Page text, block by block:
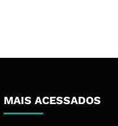
MAIS ACESSADOS